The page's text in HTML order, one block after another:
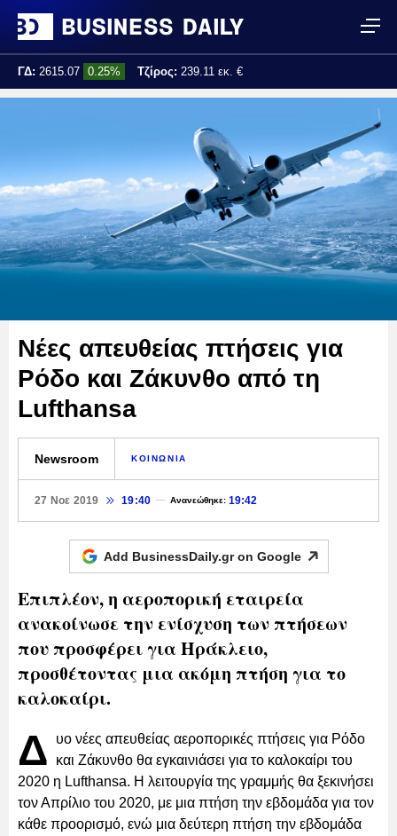
ΓΔ: 2615.07 0.25% Τζίρος: 239.11 εκ. €
Νέες απευθείας πτήσεις για
Ρόδο και Ζάκυνθο από τη
Lufthansa
Newsroom ΚΟΙΝΩΝΙΑ
27 Νοε 2019 19:40 Ανανεώθηκε: 19:42
Add BusinessDaily.gr on Google
Επιπλέον, η αεροπορική εταιρεία
ανακοίνωσε την ενίσχυση των πτήσεων
που προσφέρει για Ηράκλειο,
προσθέτοντας μια ακόμη πτήση για το
καλοκαίρι.
Δ
υο νέες απευθείας αεροπορικές πτήσεις για Ρόδο
και Ζάκυνθο θα εγκαινιάσει για το καλοκαίρι του
2020 η Lufthansa. Η λειτουργία της γραμμής θα ξεκινήσει
τον Απρίλιο του 2020, με μια πτήση την εβδομάδα για τον
κάθε προορισμό, ενώ μια δεύτερη πτήση την εβδομάδα